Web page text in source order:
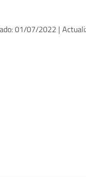
01/07/2022 |